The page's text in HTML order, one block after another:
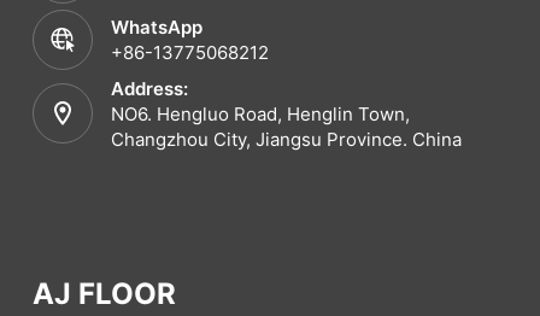
WhatsApp
+86-13775068212
Address:
NO6. Hengluo Road, Henglin Town,
Changzhou City, Jiangsu Province. China
AJ FLOOR